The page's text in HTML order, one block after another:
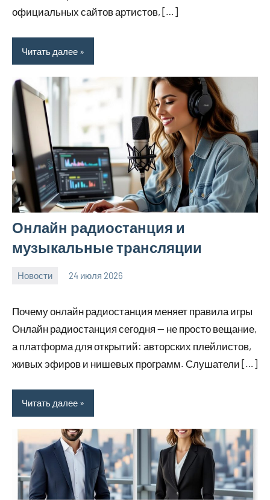
официальных сайтов артистов, […]
Читать далее
Онлайн радиостанция и
музыкальные трансляции
Новости 24 июля 2026
Почему онлайн радиостанция меняет правила игры
Онлайн радиостанция сегодня — не просто вещание,
а платформа для открытий: авторских плейлистов,
живых эфиров и нишевых программ. Слушатели […]
Читать далее